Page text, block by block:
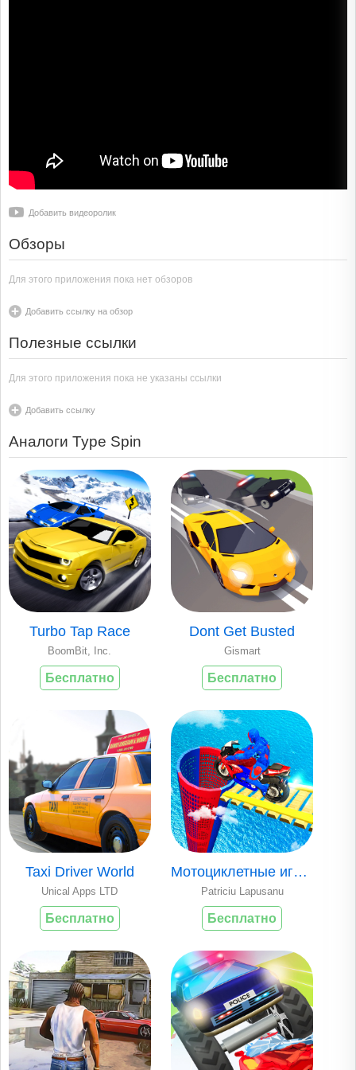
Добавить видеоролик
Обзоры
Для этого приложения пока нет обзоров
Добавить ссылку на обзор
Полезные ссылки
Для этого приложения пока не указаны ссылки
Добавить ссылку
Аналоги Type Spin
Turbo Tap Race
BoomBit, Inc.
Бесплатно
Dont Get Busted
Gismart
Бесплатно
Taxi Driver World
Unical Apps LTD
Бесплатно
Мотоциклетные игры 2021 Гонки
Patriciu Lapusanu
Бесплатно